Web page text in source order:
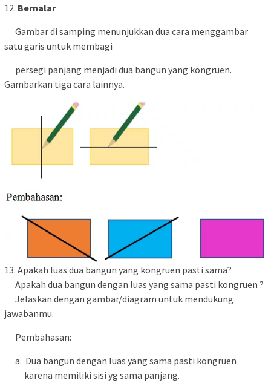
12. Bernalar
Gambar di samping menunjukkan dua cara menggambar
satu garis untuk membagi
persegi panjang menjadi dua bangun yang kongruen.
Gambarkan tiga cara lainnya.
13. Apakah luas dua bangun yang kongruen pasti sama?
Apakah dua bangun dengan luas yang sama pasti kongruen ?
Jelaskan dengan gambar/diagram untuk mendukung
jawabanmu.
Pembahasan:
a. Dua bangun dengan luas yang sama pasti kongruen
karena memiliki sisi yg sama panjang.